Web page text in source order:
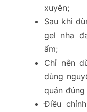
xuyên;
Sau khi
gel nha
ẩm;
Chỉ nên
dùng
quản
Điều